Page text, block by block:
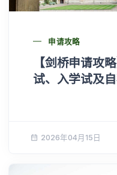
申请攻略
【剑桥申请攻
试、入学试及
2026年04月15日